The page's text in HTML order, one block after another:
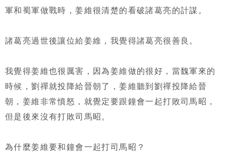
軍和蜀軍做戰時，姜維很清楚的看破諸葛亮的計謀。
諸葛亮過世後讓位給姜維，我覺得諸葛亮很善良。
我覺得姜維也很厲害，因為姜維做的很好，當魏軍來的
時候，劉禪就投降給晉朝了，姜維聽到劉禪投降給晉
朝，姜維非常憤怒，就覺定要跟鐘會一起打敗司馬昭，
但是後來沒有打敗司馬昭。
為什麼姜維要和鐘會一起打司馬昭？